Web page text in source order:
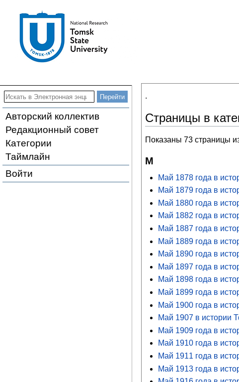
Авторский коллектив
Редакционный совет
Категории
Таймлайн
Войти
.
Страницы в
Показаны 73 страницы
М
Май 1878 года в
Май 1879 года в
Май 1880 года в
Май 1882 года в
Май 1887 года в
Май 1889 года в
Май 1890 года в
Май 1897 года в
Май 1898 года в
Май 1899 года в
Май 1900 года в
Май 1907 в истории
Май 1909 года в
Май 1910 года в
Май 1911 года в
Май 1913 года в